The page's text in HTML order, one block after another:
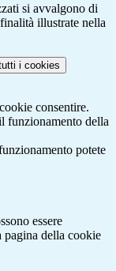
si avvalgono di
illustrate nella
i cookies
consentire.
funzionamento della
potete
essere
pagina della cookie